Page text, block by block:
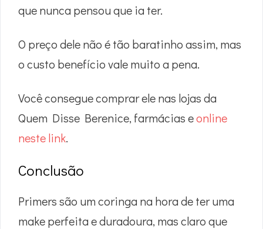
que nunca pensou que ia ter.
O preço dele não é tão baratinho assim, mas
o custo benefício vale muito a pena.
Você consegue comprar ele nas lojas da
Quem Disse Berenice, farmácias eonline
neste link.
Conclusão
Primers são um coringa na hora de ter uma
make perfeita e duradoura, mas claro que